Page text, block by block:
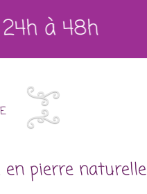
à 48h
en pierre naturelle